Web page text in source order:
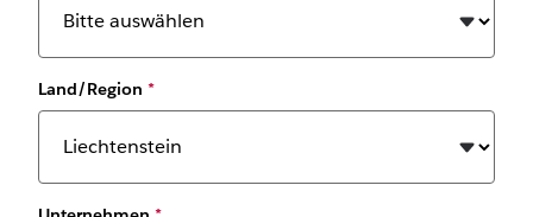
Land/Region *